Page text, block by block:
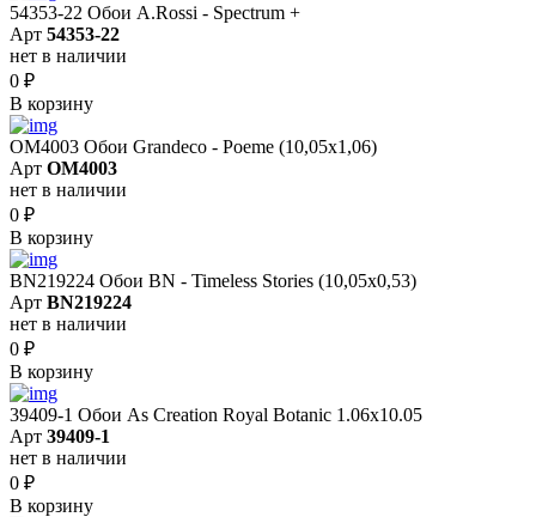
54353-22 Обои A.Rossi - Spectrum +
Арт 54353-22
нет в наличии
0 ₽
В корзину
OM4003 Обои Grandeco - Poeme (10,05х1,06)
Арт OM4003
нет в наличии
0 ₽
В корзину
BN219224 Обои BN - Timeless Stories (10,05x0,53)
Арт BN219224
нет в наличии
0 ₽
В корзину
39409-1 Обои As Creation Royal Botanic 1.06x10.05
Арт 39409-1
нет в наличии
0 ₽
В корзину